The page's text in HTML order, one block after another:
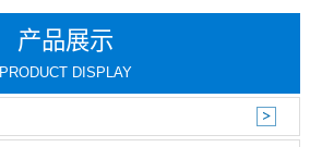
产品展示
PRODUCT DISPLAY